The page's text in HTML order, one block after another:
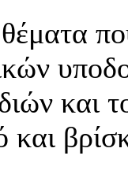
και